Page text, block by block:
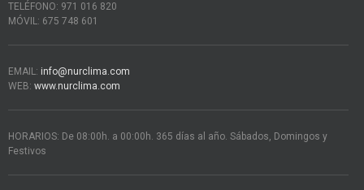
TELÉFONO: 971 016 820
MÓVIL: 675 748 601
EMAIL: info@nurclima.com
WEB: www.nurclima.com
HORARIOS: De 08:00h. a 00:00h. 365 días al año. Sábados, Domingos y
Festivos